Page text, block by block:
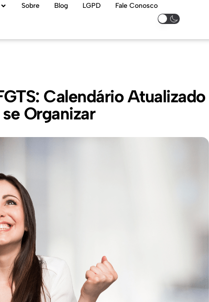
Sobre Blog LGPD Fale Conosco
Calendário Atualizado
Organizar